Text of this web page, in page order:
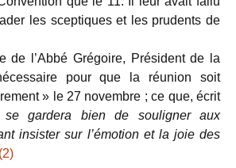
les sceptiques et les prudents de
de l’Abbé Grégoire, Président de la
pour que la réunion soit
» le 27 novembre ; ce que, écrit
se gardera bien de souligner aux
insister sur l’émotion et la joie des
(2)